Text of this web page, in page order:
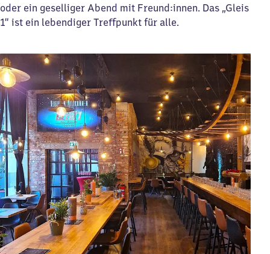
oder ein geselliger Abend mit Freund:innen. Das „Gleis
1“ ist ein lebendiger Treffpunkt für alle.